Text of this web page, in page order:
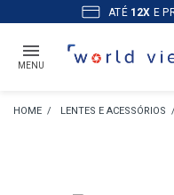
ATÉ 12X E
MENU
LENTES E ACESSÓRIOS